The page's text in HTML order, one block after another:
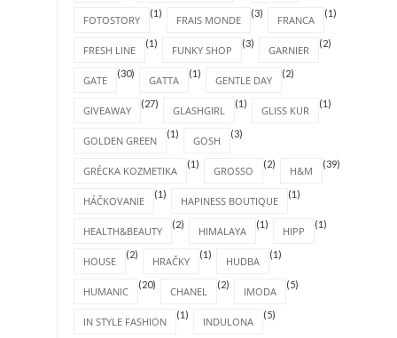
FOTOSTORY
(1)
FRAIS MONDE
(3)
FRANCA
(1)
FRESH LINE
(1)
FUNKY SHOP
(3)
GARNIER
(2)
GATE
(30)
GATTA
(1)
GENTLE DAY
(2)
GIVEAWAY
(27)
GLASHGIRL
(1)
GLISS KUR
(1)
GOLDEN GREEN
(1)
GOSH
(3)
GRÉCKA KOZMETIKA
(1)
GROSSO
(2)
H&M
(39)
HÁČKOVANIE
(1)
HAPINESS BOUTIQUE
(1)
HEALTH&BEAUTY
(2)
HIMALAYA
(1)
HIPP
(1)
HOUSE
(2)
HRAČKY
(1)
HUDBA
(1)
HUMANIC
(20)
CHANEL
(2)
IMODA
(5)
IN STYLE FASHION
(1)
INDULONA
(5)